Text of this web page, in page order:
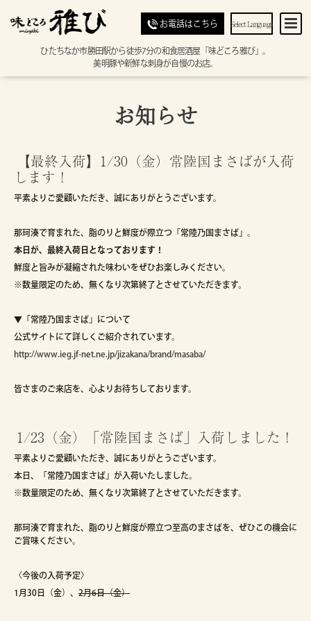
お電話はこちら Select Language
ひたちなか市勝田駅から徒歩7分の和食居酒屋「味どころ雅び」。
美明豚や新鮮な刺身が自慢のお店。
お知らせ
【最終入荷】1/30（金）常陸国まさばが入荷
します！
平素よりご愛顧いただき、誠にありがとうございます。
那珂湊で育まれた、脂のりと鮮度が際立つ「常陸乃国まさば」。
本日が、最終入荷日となっております！
鮮度と旨みが凝縮された味わいをぜひお楽しみください。
※数量限定のため、無くなり次第終了とさせていただきます。
▼「常陸乃国まさば」について
公式サイトにて詳しくご紹介されています。
http://www.ieg.jf-net.ne.jp/jizakana/brand/masaba/
皆さまのご来店を、心よりお待ちしております。
1/23（金）「常陸国まさば」入荷しました！
平素よりご愛顧いただき、誠にありがとうございます。
本日、「常陸乃国まさば」が入荷いたしました。
※数量限定のため、無くなり次第終了とさせていただきます。
那珂湊で育まれた、脂のりと鮮度が際立つ至高のまさばを、ぜひこの機会に
ご賞味ください。
〈今後の入荷予定〉
1月30日（金）、 2月6日（金）